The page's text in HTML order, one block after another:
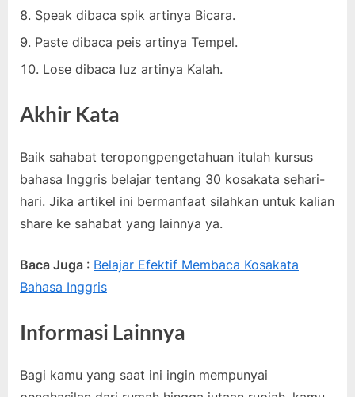
Speak dibaca spik artinya Bicara.
Paste dibaca peis artinya Tempel.
Lose dibaca luz artinya Kalah.
Akhir Kata
Baik sahabat teropongpengetahuan itulah kursus
bahasa Inggris belajar tentang 30 kosakata sehari-
hari. Jika artikel ini bermanfaat silahkan untuk kalian
share ke sahabat yang lainnya ya.
Baca Juga : Belajar Efektif Membaca Kosakata
Bahasa Inggris
Informasi Lainnya
Bagi kamu yang saat ini ingin mempunyai